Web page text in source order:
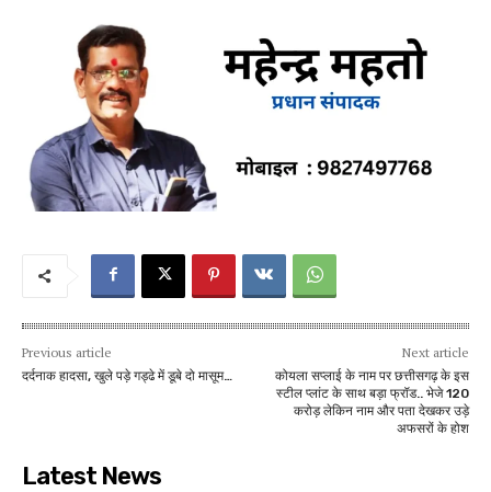
Previous article
दर्दनाक हादसा, खुले पड़े गड्ढे में डूबे दो मासूम…
Next article
कोयला सप्लाई के नाम पर छत्तीसगढ़ के इस
स्टील प्लांट के साथ बड़ा फ्रॉड.. भेजे 120
करोड़ लेकिन नाम और पता देखकर उड़े
अफसरों के होश
Latest News